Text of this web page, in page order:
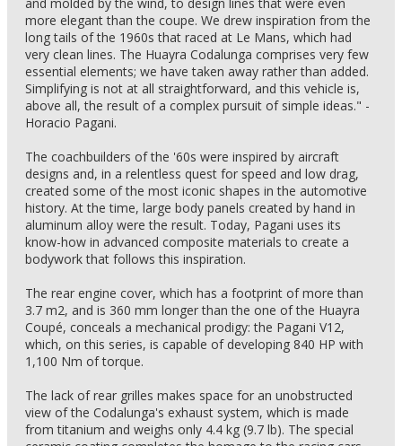
more elegant than the coupe. We drew inspiration from the
long tails of the 1960s that raced at Le Mans, which had
very clean lines. The Huayra Codalunga comprises very few
essential elements; we have taken away rather than added.
Simplifying is not at all straightforward, and this vehicle is,
above all, the result of a complex pursuit of simple ideas." -
Horacio Pagani.
The coachbuilders of the '60s were inspired by aircraft
designs and, in a relentless quest for speed and low drag,
created some of the most iconic shapes in the automotive
history. At the time, large body panels created by hand in
aluminum alloy were the result. Today, Pagani uses its
know-how in advanced composite materials to create a
bodywork that follows this inspiration.
The rear engine cover, which has a footprint of more than
3.7 m2, and is 360 mm longer than the one of the Huayra
Coupé, conceals a mechanical prodigy: the Pagani V12,
which, on this series, is capable of developing 840 HP with
1,100 Nm of torque.
The lack of rear grilles makes space for an unobstructed
view of the Codalunga's exhaust system, which is made
from titanium and weighs only 4.4 kg (9.7 lb). The special